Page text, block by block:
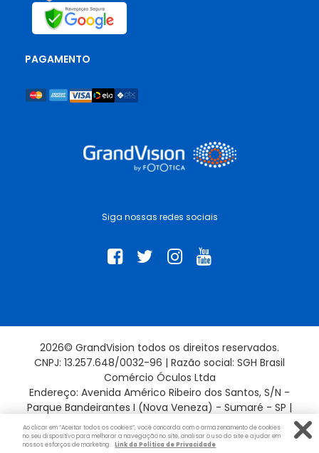
Siga nossas redes sociais
PAGAMENTO
2026© GrandVision todos os direitos reservados.
CNPJ: 13.257.648/0032-96 | Razão social: SGH Brasil
Comércio Óculos Ltda
Endereço: Avenida Américo Ribeiro dos Santos, S/N -
Parque Bandeirantes I (Nova Veneza) - Sumaré - SP |
13181-715
Ao clicar em “Aceitar todos os cookies”, você concorda com o armazenamento de cookies
no seu dispositivo para melhorar a navegação no site, analisar o uso do site e ajudar em
nossos esforços de marketing. Link da Politica de Privacidade